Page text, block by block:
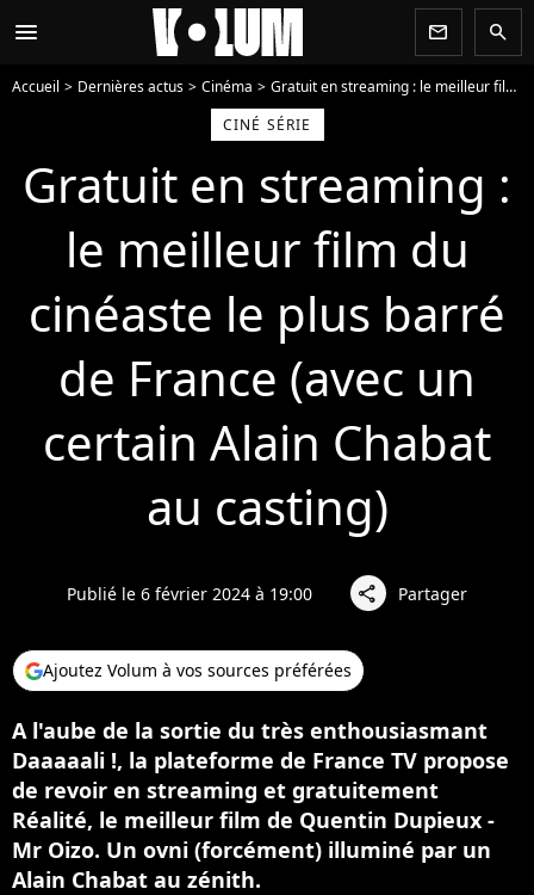
menu newsletter search
Accueil Dernières actus Cinéma
Gratuit en streaming : le meilleur film du cinéaste le plus barré de France (avec un certain Alain Chabat au casting)
CINÉ SÉRIE
Gratuit en streaming :
le meilleur film du
cinéaste le plus barré
de France (avec un
certain Alain Chabat
au casting)
Publié le 6 février 2024 à 19:00 share Partager
Ajoutez Volum à vos sources préférées
A l'aube de la sortie du très enthousiasmant
Daaaaali !, la plateforme de France TV propose
de revoir en streaming et gratuitement
Réalité, le meilleur film de Quentin Dupieux -
Mr Oizo. Un ovni (forcément) illuminé par un
Alain Chabat au zénith.